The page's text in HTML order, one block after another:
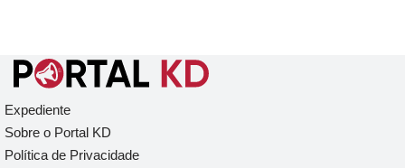
Expediente
Sobre o Portal KD
Política de Privacidade